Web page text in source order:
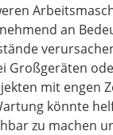
an
Großgeräten
mit engen
könnte
zu machen